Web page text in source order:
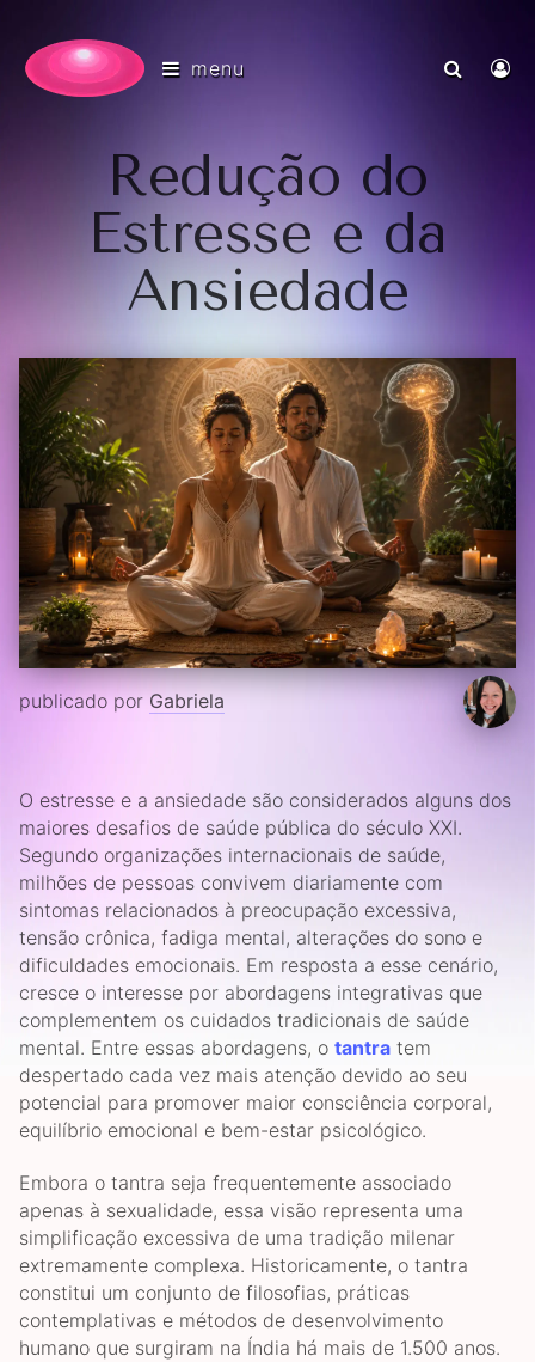
menu
Redução do
Estresse e da
Ansiedade
publicado por Gabriela
O estresse e a ansiedade são considerados alguns dos
maiores desafios de saúde pública do século XXI.
Segundo organizações internacionais de saúde,
milhões de pessoas convivem diariamente com
sintomas relacionados à preocupação excessiva,
tensão crônica, fadiga mental, alterações do sono e
dificuldades emocionais. Em resposta a esse cenário,
cresce o interesse por abordagens integrativas que
complementem os cuidados tradicionais de saúde
mental. Entre essas abordagens, o tantra tem
despertado cada vez mais atenção devido ao seu
potencial para promover maior consciência corporal,
equilíbrio emocional e bem-estar psicológico.
Embora o tantra seja frequentemente associado
apenas à sexualidade, essa visão representa uma
simplificação excessiva de uma tradição milenar
extremamente complexa. Historicamente, o tantra
constitui um conjunto de filosofias, práticas
contemplativas e métodos de desenvolvimento
humano que surgiram na Índia há mais de 1.500 anos.